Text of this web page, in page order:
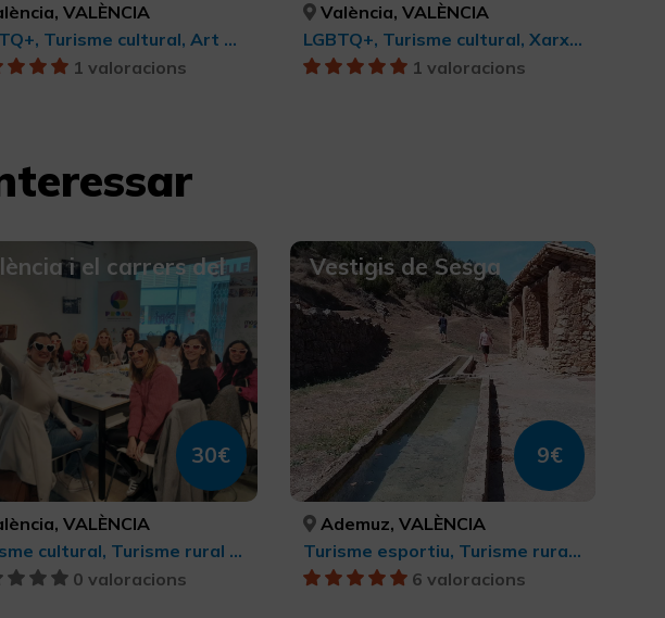
VALÈNCIA
LGBTQ+, Turisme cultural, Art contemporani, Turisme cultural, Ciutats, Turisme d'oci i diversió
1 valoracions
València, VALÈNCIA
LGBTQ+, Turisme cultural, Xarxa de centres d’Art Contemporani, Art contemporani, Ciutats, Turisme cultural
1 valoracions
i el carrers del
30€
VALÈNCIA
Turisme cultural, Turisme rural i natural, Enoturisme, Turisme gastronòmic, Turisme cultural
0 valoracions
Vestigis de Sesga
9€
Ademuz, VALÈNCIA
Turisme esportiu, Turisme rural i natural, Agroturisme, Senderisme, Turisme gastronòmic, Turisme cultural
6 valoracions